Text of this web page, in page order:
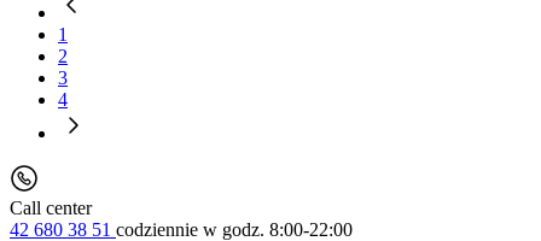
1
2
3
4
Call center
42 680 38 51 codziennie w godz. 8:00-22:00